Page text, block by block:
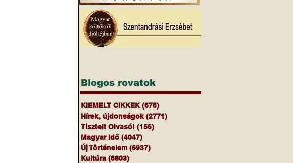
Blogos rovatok
KIEMELT CIKKEK (675)
Hírek, újdonságok (2771)
Tisztelt Olvasó! (156)
Magyar Idő (4047)
Új Történelem (6937)
Kultúra (6803)